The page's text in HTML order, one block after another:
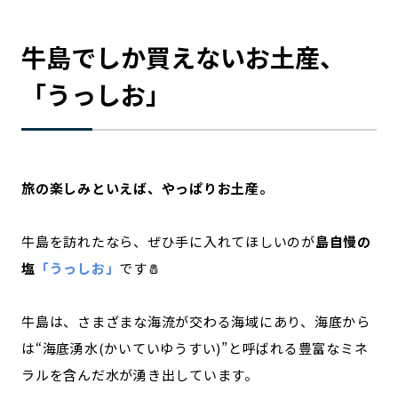
牛島でしか買えないお土産、
「うっしお」
旅の楽しみといえば、やっぱりお土産。
牛島を訪れたなら、ぜひ手に入れてほしいのが島自慢の
塩 「うっしお」 です🧂
牛島は、さまざまな海流が交わる海域にあり、海底から
は“海底湧水(かいていゆうすい)”と呼ばれる豊富なミネ
ラルを含んだ水が湧き出しています。